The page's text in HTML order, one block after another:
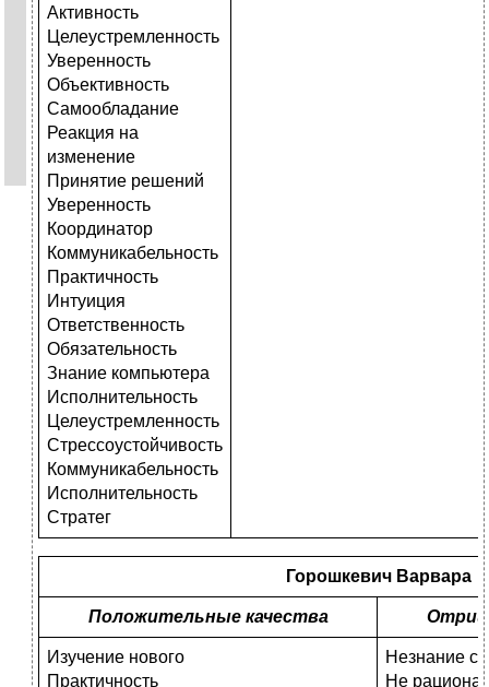
Активность
Целеустремленность
Уверенность
Объективность
Самообладание
Реакция на
изменение
Принятие решений
Уверенность
Координатор
Коммуникабельность
Практичность
Интуиция
Ответственность
Обязательность
Знание компьютера
Исполнительность
Целеустремленность
Стрессоустойчивость
Коммуникабельность
Исполнительность
Стратег
Горошкевич Варвара
Положительные качества
Изучение нового
Практичность
Незнание
Не